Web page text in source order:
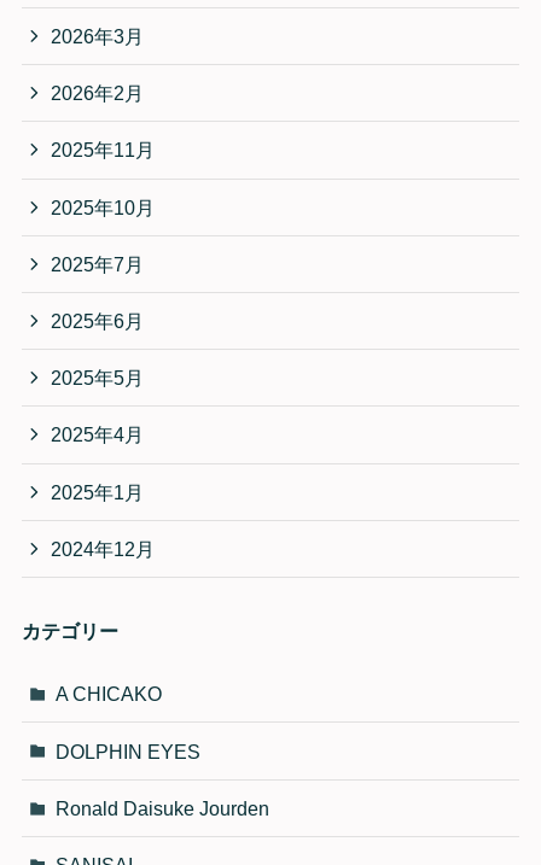
2026年3月
2026年2月
2025年11月
2025年10月
2025年7月
2025年6月
2025年5月
2025年4月
2025年1月
2024年12月
カテゴリー
A CHICAKO
DOLPHIN EYES
Ronald Daisuke Jourden